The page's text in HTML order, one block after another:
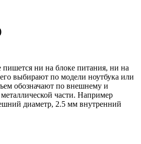
пишется ни на блоке питания, ни на
выбирают по модели ноутбука или
обозначают по внешнему и
части. Например
диаметр, 2.5 мм внутренний